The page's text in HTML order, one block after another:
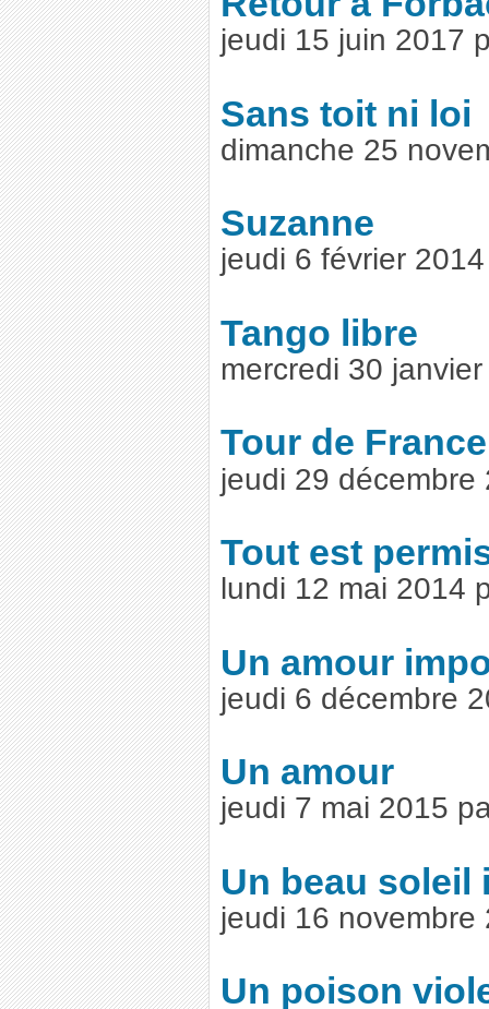
jeudi 15 juin 2017
Sans toit ni loi
dimanche 25
Suzanne
jeudi 6 février
Tango libre
mercredi 30
Tour de France
jeudi 29 décembre
Tout est
lundi 12 mai 2014
Un amour
jeudi 6 décembre
Un amour
jeudi 7 mai 2015
Un beau soleil
jeudi 16 novembre
Un poison